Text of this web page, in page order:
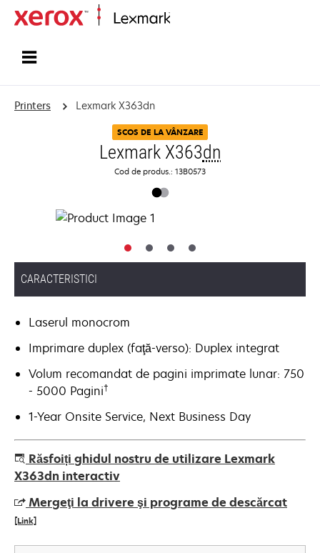
Printers Lexmark X363dn
SCOS DE LA VÂNZARE
Lexmark X363dn
Cod de produs.: 13B0573
CARACTERISTICI
Laserul monocrom
Imprimare duplex (faţă-verso): Duplex integrat
Volum recomandat de pagini imprimate lunar: 750
- 5000 Pagini†
1-Year Onsite Service, Next Business Day
Răsfoiți ghidul nostru de utilizare Lexmark
X363dn interactiv
Mergeţi la drivere şi programe de descărcat
[Link]
opens